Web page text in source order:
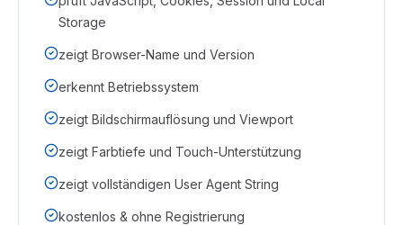
Storage
zeigt Browser-Name und Version
erkennt Betriebssystem
zeigt Bildschirmauflösung und Viewport
zeigt Farbtiefe und Touch-Unterstützung
zeigt vollständigen User Agent String
kostenlos & ohne Registrierung